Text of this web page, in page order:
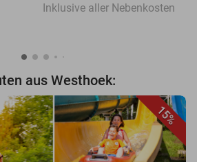
Inklusive aller Nebenkosten
aus Westhoek:
15%